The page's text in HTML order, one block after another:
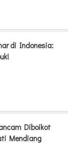
di Indonesia:
Diboikot
Mendiang